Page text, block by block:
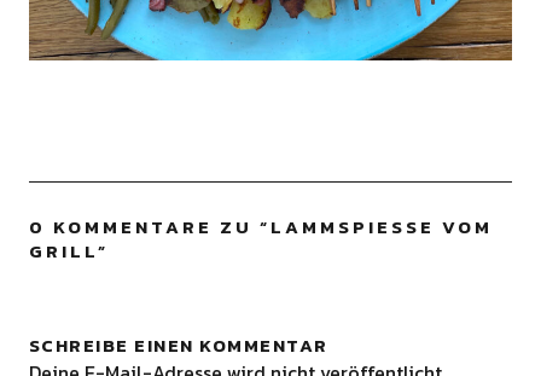
0 KOMMENTARE ZU “LAMMSPIESSE VOM G
RILL
”
SCHREIBE EINEN KOMMENTAR